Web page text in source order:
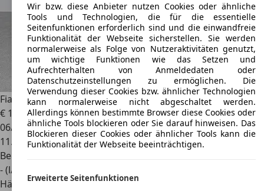
Fiat 500CCollezione 1957 Hybrid 1,0 GSE 51kW (70PS)
€ 17.990
06/2024
11.000 km
Benzin
- (l/100 km)
Händler
Wir bzw. diese Anbieter nutzen Cookies oder ähnliche
Tools und Technologien, die für die essentielle
Seitenfunktionen erforderlich sind und die einwandfreie
Funktionalität der Webseite sicherstellen. Sie werden
normalerweise als Folge von Nutzeraktivitäten genutzt,
um wichtige Funktionen wie das Setzen und
Aufrechterhalten von Anmeldedaten oder
Datenschutzeinstellungen zu ermöglichen. Die
Verwendung dieser Cookies bzw. ähnlicher Technologien
kann normalerweise nicht abgeschaltet werden.
Allerdings können bestimmte Browser diese Cookies oder
ähnliche Tools blockieren oder Sie darauf hinweisen. Das
Blockieren dieser Cookies oder ähnlicher Tools kann die
Funktionalität der Webseite beeinträchtigen.
Erweiterte Seitenfunktionen